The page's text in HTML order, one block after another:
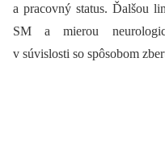
a pracovný status. Ďalšou
SM a mierou
v súvislosti so spôsobom